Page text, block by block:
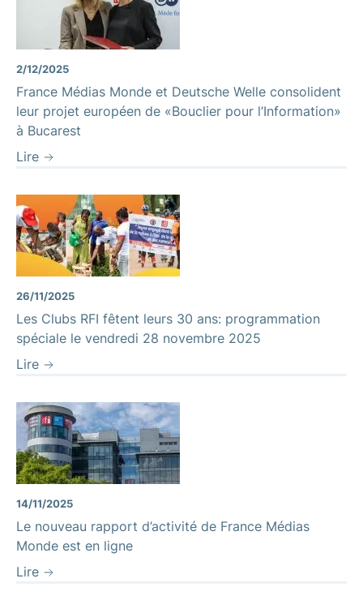
2/12/2025
France Médias Monde et Deutsche Welle consolident
leur projet européen de «Bouclier pour l’Information»
à Bucarest
Lire
26/11/2025
Les Clubs RFI fêtent leurs 30 ans: programmation
spéciale le vendredi 28 novembre 2025
Lire
14/11/2025
Le nouveau rapport d’activité de France Médias
Monde est en ligne
Lire